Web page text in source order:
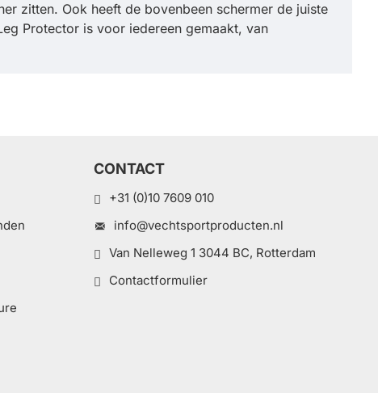
zitten. Ook heeft de bovenbeen schermer de juiste
Protector is voor iedereen gemaakt, van
CONTACT
+31 (0)10 7609 010
info@vechtsportproducten.nl
Van Nelleweg 1 3044 BC, Rotterdam
Contactformulier